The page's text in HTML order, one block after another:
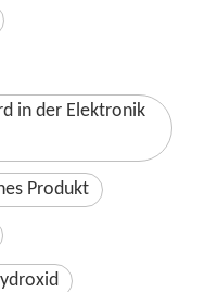
in der Elektronik
Produkt